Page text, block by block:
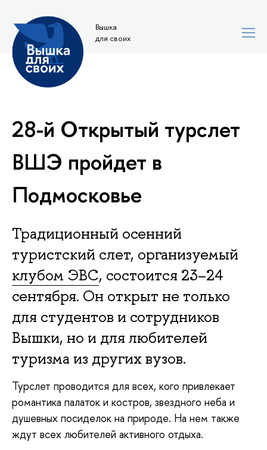
Вышка
для своих
28-й Открытый турслет
ВШЭ пройдет в
Подмосковье
Традиционный осенний
туристский слет, организуемый
клубом ЭВС, состоится 23–24
сентября. Он открыт не только
для студентов и сотрудников
Вышки, но и для любителей
туризма из других вузов.
Турслет проводится для всех, кого привлекает
романтика палаток и костров, звездного неба и
душевных посиделок на природе. На нем также
ждут всех любителей активного отдыха.